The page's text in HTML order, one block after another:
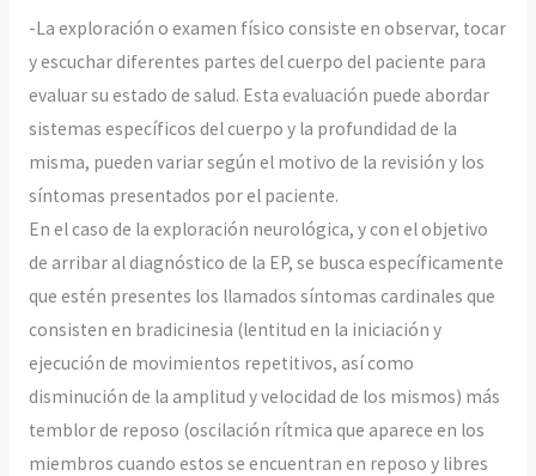
-La exploración o examen físico consiste en observar, tocar
y escuchar diferentes partes del cuerpo del paciente para
evaluar su estado de salud. Esta evaluación puede abordar
sistemas específicos del cuerpo y la profundidad de la
misma, pueden variar según el motivo de la revisión y los
síntomas presentados por el paciente.
En el caso de la exploración neurológica, y con el objetivo
de arribar al diagnóstico de la EP, se busca específicamente
que estén presentes los llamados síntomas cardinales que
consisten en bradicinesia (lentitud en la iniciación y
ejecución de movimientos repetitivos, así como
disminución de la amplitud y velocidad de los mismos) más
temblor de reposo (oscilación rítmica que aparece en los
miembros cuando estos se encuentran en reposo y libres